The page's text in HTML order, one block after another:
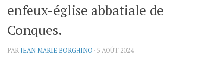
enfeux-église abbatiale de
Conques.
PARJEAN MARIE BORGHINO · 5 AOÛT 2024